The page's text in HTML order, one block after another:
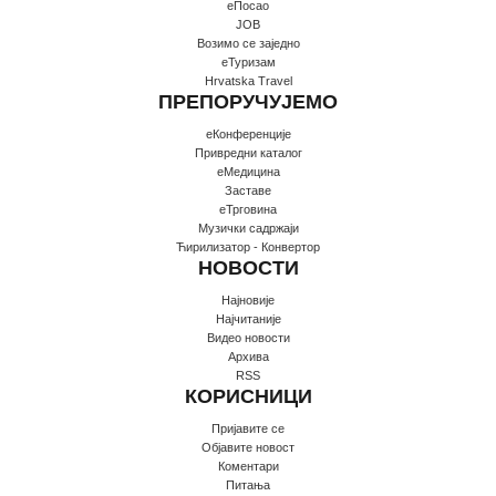
еПосао
JOB
Возимо се заједно
еТуризам
Hrvatska Travel
ПРЕПОРУЧУЈЕМО
еКонференције
Привредни каталог
еМедицина
Заставе
еТрговина
Музички садржаји
Ћирилизатор - Конвертор
НОВОСТИ
Најновије
Најчитаније
Видео новости
Архива
RSS
КОРИСНИЦИ
Пријавите се
Oбјавите новост
Коментари
Питања